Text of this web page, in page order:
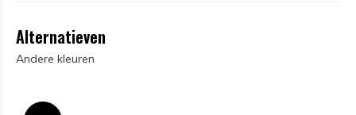
Alternatieven
Andere kleuren